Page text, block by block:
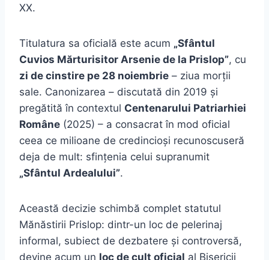
XX.
Titulatura sa oficială este acum „Sfântul
Cuvios Mărturisitor Arsenie de la Prislop”, cu
zi de cinstire pe 28 noiembrie – ziua morții
sale. Canonizarea – discutată din 2019 și
pregătită în contextul Centenarului Patriarhiei
Române (2025) – a consacrat în mod oficial
ceea ce milioane de credincioși recunoscuseră
deja de mult: sfințenia celui supranumit
„Sfântul Ardealului”.
Această decizie schimbă complet statutul
Mănăstirii Prislop: dintr-un loc de pelerinaj
informal, subiect de dezbatere și controversă,
devine acum un loc de cult oficial al Bisericii